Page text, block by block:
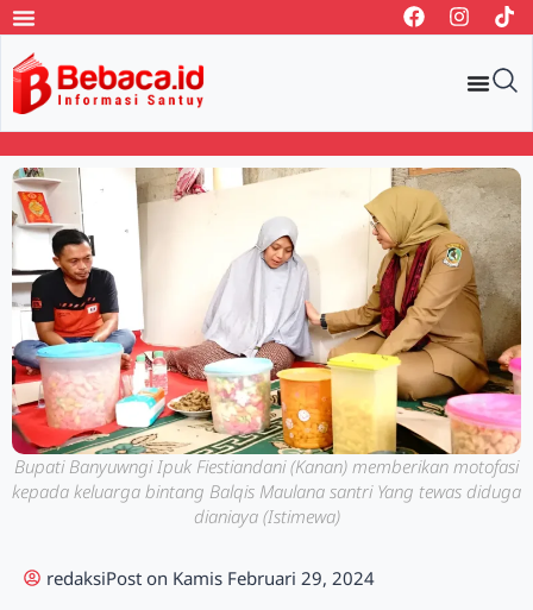
Bupati Banyuwngi Ipuk Fiestiandani (Kanan) memberikan motofasi
kepada keluarga bintang Balqis Maulana santri Yang tewas diduga
dianiaya (Istimewa)
redaksiPost on Kamis Februari 29, 2024